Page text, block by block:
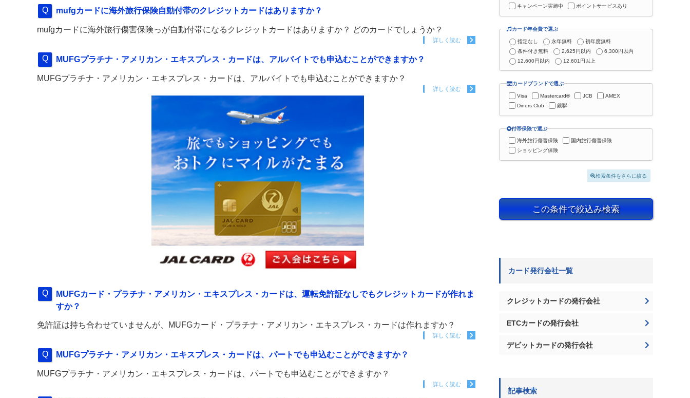
mufgカードに海外旅行保険自動付帯のクレジットカードはありますか？
mufgカードに海外旅行傷害保険っが自動付帯になるクレジットカードはありますか？ どのカードでしょうか？
詳しく読む
MUFGプラチナ・アメリカン・エキスプレス・カードは、アルバイトでも申込むことができますか？
MUFGプラチナ・アメリカン・エキスプレス・カードは、アルバイトでも申込むことができますか？
詳しく読む
MUFGカード・プラチナ・アメリカン・エキスプレス・カードは、運転免許証なしでもクレジットカードが作れま
すか？
免許証は持ち合わせていませんが、MUFGカード・プラチナ・アメリカン・エキスプレス・カードは作れますか？
詳しく読む
MUFGプラチナ・アメリカン・エキスプレス・カードは、パートでも申込むことができますか？
MUFGプラチナ・アメリカン・エキスプレス・カードは、パートでも申込むことができますか？
詳しく読む
キャンペーン実施中
ポイントサービスあり
カード年会費で選ぶ
指定なし 永年無料
初年度無料
条件付き無料
2,625円以内
6,300円以内
12,600円以内
12,601円以上
カードブランドで選ぶ
Visa Mastercard® JCB
AMEX
Diners Club
銀聯
付帯保険で選ぶ
海外旅行傷害保険
国内旅行傷害保険
ショッピング保険
検索条件をさらに絞る
この条件で絞込み検索
カード発行会社一覧
クレジットカードの発行会社
ETCカードの発行会社
デビットカードの発行会社
記事検索